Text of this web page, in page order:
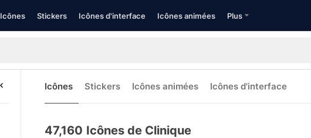
Icônes Stickers Icônes d'interface Icônes animées Plus
Icônes Stickers Icônes animées Icônes d'interface
47,160 Icônes de Clinique